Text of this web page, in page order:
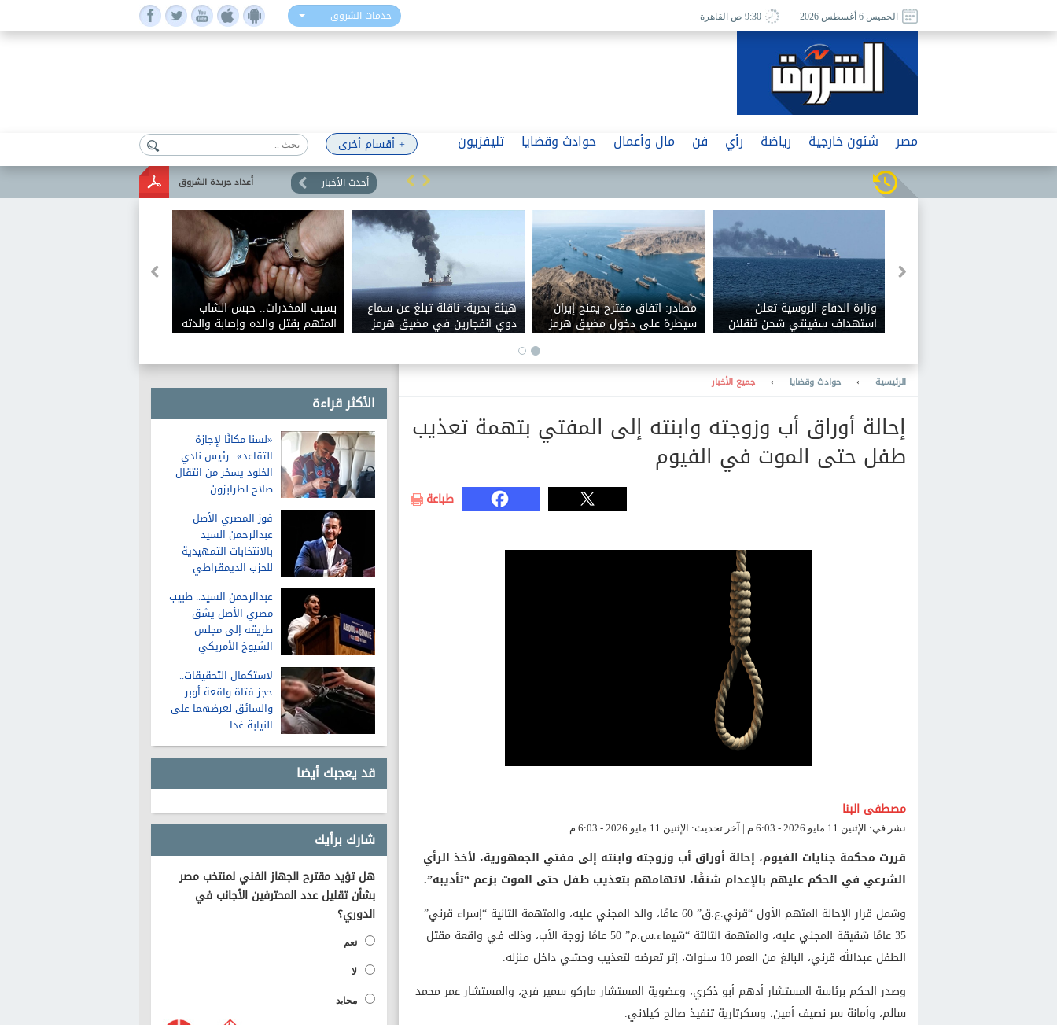
خدمات الشروق الخميس 6 أغسطس 2026 9:30 ص القاهرة
+ أقسام أخرى مصر شئون خارجية رياضة رأي فن مال وأعمال حوادث وقضايا تليفزيون
أعداد جريدة الشروق أحدث الأخبار
وزارة الدفاع الروسية تعلن
استهداف سفينتي شحن تنقلان
إمدادات عسكرية للقوات
مصادر: اتفاق مقترح يمنح إيران
سيطرة على دخول مضيق هرمز
هيئة بحرية: ناقلة تبلغ عن سماع
دوي انفجارين في مضيق هرمز
بسبب المخدرات.. حبس الشاب
المتهم بقتل والده وإصابة والدته
وشقيقه في الإسكندرية
الأكثر قراءة
«لسنا مكانًا لإجازة
التقاعد».. رئيس نادي
الخلود يسخر من انتقال
صلاح لطرابزون
فوز المصري الأصل
عبدالرحمن السيد
بالانتخابات التمهيدية
للحزب الديمقراطي
ميشيجان
عبدالرحمن السيد.. طبيب
مصري الأصل يشق
طريقه إلى مجلس
الشيوخ الأمريكي
لاستكمال التحقيقات..
حجز فتاة واقعة أوبر
والسائق لعرضهما على
النيابة غدا
قد يعجبك أيضا
شارك برأيك
هل تؤيد مقترح الجهاز الفني لمنتخب مصر
بشأن تقليل عدد المحترفين الأجانب في
الدوري؟
نعم
لا
محايد
الرئيسية › حوادث وقضايا › جميع الأخبار
إحالة أوراق أب وزوجته وابنته إلى المفتي بتهمة تعذيب
طفل حتى الموت في الفيوم
طباعة
مصطفى البنا
نشر في: الإثنين 11 مايو 2026 - 6:03 م | آخر تحديث: الإثنين 11 مايو 2026 - 6:03 م
قررت محكمة جنايات الفيوم، إحالة أوراق أب وزوجته وابنته إلى مفتي الجمهورية، لأخذ الرأي
الشرعي في الحكم عليهم بالإعدام شنقًا، لاتهامهم بتعذيب طفل حتى الموت بزعم “تأديبه”.
وشمل قرار الإحالة المتهم الأول “قرني.ع.ق” 60 عامًا، والد المجني عليه، والمتهمة الثانية “إسراء قرني”
35 عامًا شقيقة المجني عليه، والمتهمة الثالثة “شيماء.س.م” 50 عامًا زوجة الأب، وذلك في واقعة مقتل
الطفل عبدالله قرني، البالغ من العمر 10 سنوات، إثر تعرضه لتعذيب وحشي داخل منزله.
وصدر الحكم برئاسة المستشار أدهم أبو ذكري، وعضوية المستشار ماركو سمير فرج، والمستشار عمر محمد
سالم، وأمانة سر نصيف أمين، وسكرتارية تنفيذ صالح كيلاني.